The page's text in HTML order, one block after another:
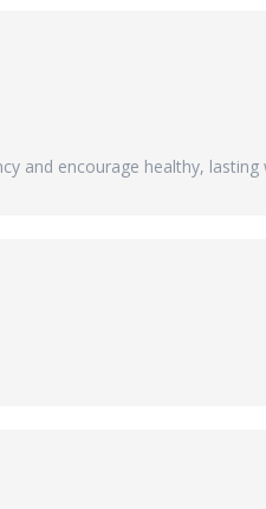
and encourage healthy,